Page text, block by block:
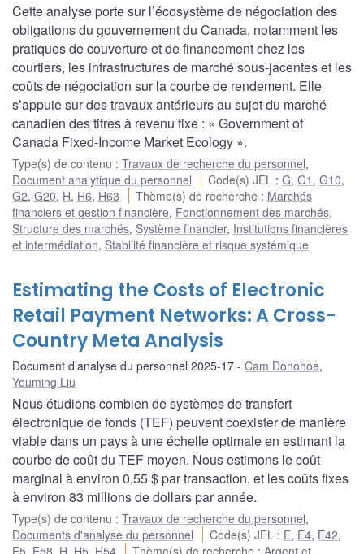
Cette analyse porte sur l’écosystème de négociation des
obligations du gouvernement du Canada, notamment les
pratiques de couverture et de financement chez les
courtiers, les infrastructures de marché sous-jacentes et les
coûts de négociation sur la courbe de rendement. Elle
s’appuie sur des travaux antérieurs au sujet du marché
canadien des titres à revenu fixe : « Government of
Canada Fixed-Income Market Ecology ».
Type(s) de contenu : Travaux de recherche du personnel,
Document analytique du personnel
Code(s) JEL :G,G1 ,G10,
G2, G20, H, H6, H63 Thème(s) de recherche : Marchés
financiers et gestion financière, Fonctionnement des marchés,
Structure des marchés, Système financier, Institutions financières
et intermédiation, Stabilité financière et risque systémique
Estimating the Costs of Electronic
Retail Payment Networks: A Cross-
Country Meta Analysis
Document d’analyse du personnel 2025-17 Cam Donohoe,
Youming Liu
Nous étudions combien de systèmes de transfert
électronique de fonds (TEF) peuvent coexister de manière
viable dans un pays à une échelle optimale en estimant la
courbe de coût du TEF moyen. Nous estimons le coût
marginal à environ 0,55 $ par transaction, et les coûts fixes
à environ 83 millions de dollars par année.
Type(s) de contenu : Travaux de recherche du personnel,
Documents d'analyse du personnel
Code(s) JEL : E, E4, E42,
E5 E58 H H5 H54 Thème(s) de recherche : Argent et